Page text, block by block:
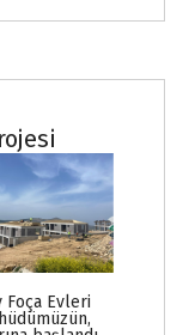
Foça Evleri